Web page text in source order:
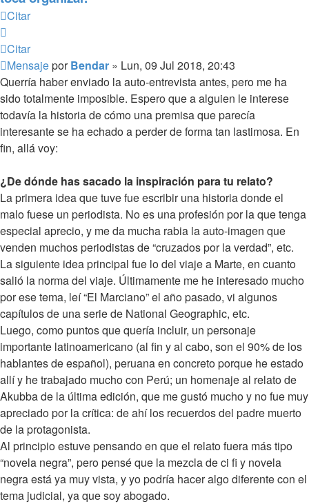
Citar
Citar
MensajeporBendar » Lun, 09 Jul 2018, 20:43
Querría haber enviado la auto-entrevista antes, pero me ha
sido totalmente imposible. Espero que a alguien le interese
todavía la historia de cómo una premisa que parecía
interesante se ha echado a perder de forma tan lastimosa. En
fin, allá voy:
¿De dónde has sacado la inspiración para tu relato?
La primera idea que tuve fue escribir una historia donde el
malo fuese un periodista. No es una profesión por la que tenga
especial aprecio, y me da mucha rabia la auto-imagen que
venden muchos periodistas de “cruzados por la verdad”, etc.
La siguiente idea principal fue lo del viaje a Marte, en cuanto
salió la norma del viaje. Últimamente me he interesado mucho
por ese tema, leí “El Marciano” el año pasado, vi algunos
capítulos de una serie de National Geographic, etc.
Luego, como puntos que quería incluir, un personaje
importante latinoamericano (al fin y al cabo, son el 90% de los
hablantes de español), peruana en concreto porque he estado
allí y he trabajado mucho con Perú; un homenaje al relato de
Akubba de la última edición, que me gustó mucho y no fue muy
apreciado por la crítica: de ahí los recuerdos del padre muerto
de la protagonista.
Al principio estuve pensando en que el relato fuera más tipo
“novela negra”, pero pensé que la mezcla de ci fi y novela
negra está ya muy vista, y yo podría hacer algo diferente con el
tema judicial, ya que soy abogado.